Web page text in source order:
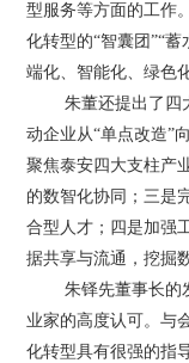
型服务等方面的工作
化转型的“智囊团”“
端化、智能化、绿色
朱董还提出了四大
动企业从“单点改造”
聚焦泰安四大支柱产
的数智化协同；三是
合型人才；四是加强
据共享与流通，挖掘
朱铎先董事长的发
业家的高度认可。与
化转型具有很强的指